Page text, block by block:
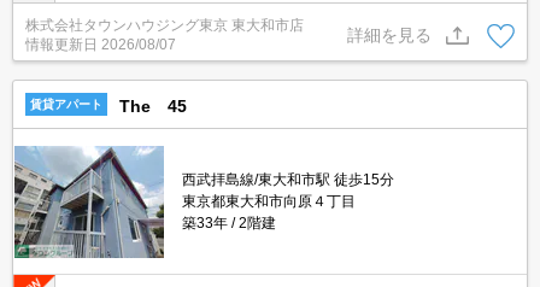
株式会社タウンハウジング東京 東大和市店
情報更新日 2026/08/07
詳細を見る
賃貸アパート The 45
西武拝島線/東大和市駅 徒歩15分
東京都東大和市向原４丁目
築33年
2階建